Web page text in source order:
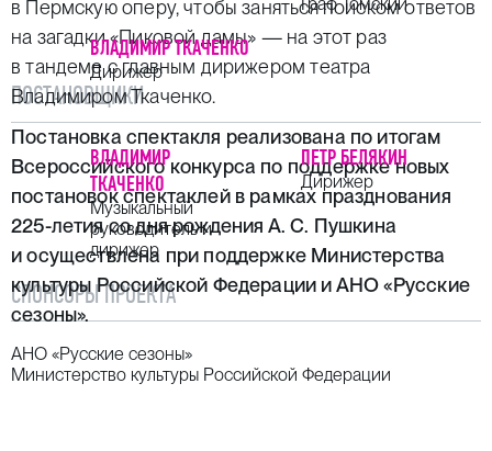
в Пермскую оперу, чтобы заняться поиском ответов
на загадки «Пиковой дамы» — на этот раз
в тандеме с главным дирижером театра
Владимиром Ткаченко.
Постановка спектакля реализована по итогам
Всероссийского конкурса по поддержке новых
постановок спектаклей в рамках празднования
225-летия со дня рождения А. С. Пушкина
и осуществлена при поддержке Министерства
культуры Российской Федерации и АНО «Русские
сезоны».
ВЛАДИМИР ТКАЧЕНКО
Дирижер
ПОСТАНОВЩИКИ
ВЛАДИМИР
ТКАЧЕНКО
Музыкальный
руководитель и
дирижер
ПЕТР БЕЛЯКИН
Дирижер
СПОНСОРЫ ПРОЕКТА
АНО «Русские сезоны»
Министерство культуры Российской Федерации